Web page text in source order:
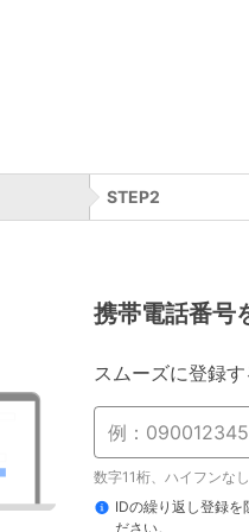
STEP2
携帯電話番号
スムーズに登録
数字11桁、ハイフンな
IDの繰り返し登録を
ださい。